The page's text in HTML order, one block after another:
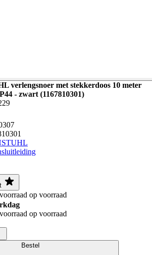
verlengsnoer met stekkerdoos 10 meter
- zwart (1167810301)
op voorraad
op voorraad
Bestel